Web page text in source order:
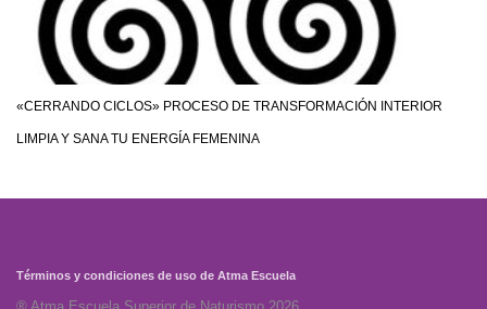
«CERRANDO CICLOS» PROCESO DE TRANSFORMACIÓN INTERIOR
LIMPIA Y SANA TU ENERGÍA FEMENINA
Términos y condiciones de uso de Atma Escuela